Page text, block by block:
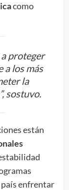
como
proteger
a los más
la
sostuvo.
están
enfrentar